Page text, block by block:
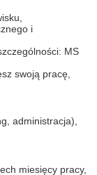
i
MS
swoją pracę,
administracja),
miesięcy pracy,